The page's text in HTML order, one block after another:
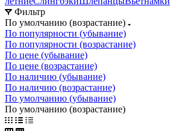
Фильтр
По умолчанию (возрастание)
По популярности (убывание)
По популярности (возрастание)
По цене (убывание)
По цене (возрастание)
По наличию (убывание)
По наличию (возрастание)
По умолчанию (убывание)
По умолчанию (возрастание)